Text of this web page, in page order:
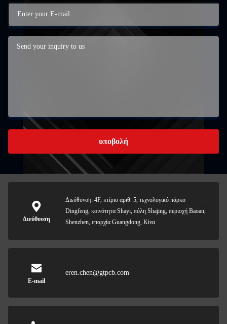
υποβολή
Διεύθυνση
Διεύθυνση: 4F, κτίριο αριθ. 5, τεχνολογικό πάρκο
Dingfeng, κοινότητα Shayi, πόλη Shajing, περιοχή Baoan,
Shenzhen, επαρχία Guangdong, Κίνα
E-mail
eren.chen@gtpcb.com